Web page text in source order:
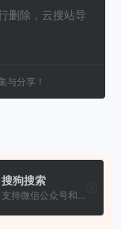
删除，云搜站导
与分享！
搜狗搜索
支持微信公众号和文章搜索